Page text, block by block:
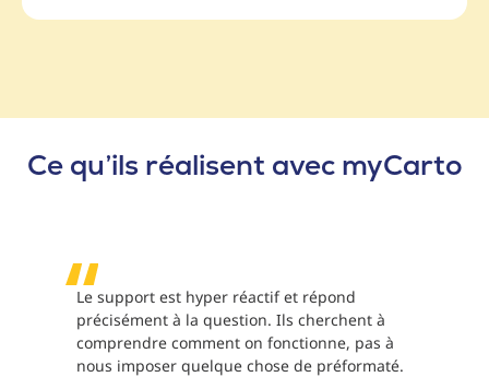
Ce qu’ils réalisent avec myCarto
Le support est hyper réactif et répond
précisément à la question. Ils cherchent à
comprendre comment on fonctionne, pas à
nous imposer quelque chose de préformaté.